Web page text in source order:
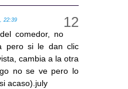
22:39
comedor, no
pero si le dan clic
cambia a la otra
no se ve pero lo
acaso).july